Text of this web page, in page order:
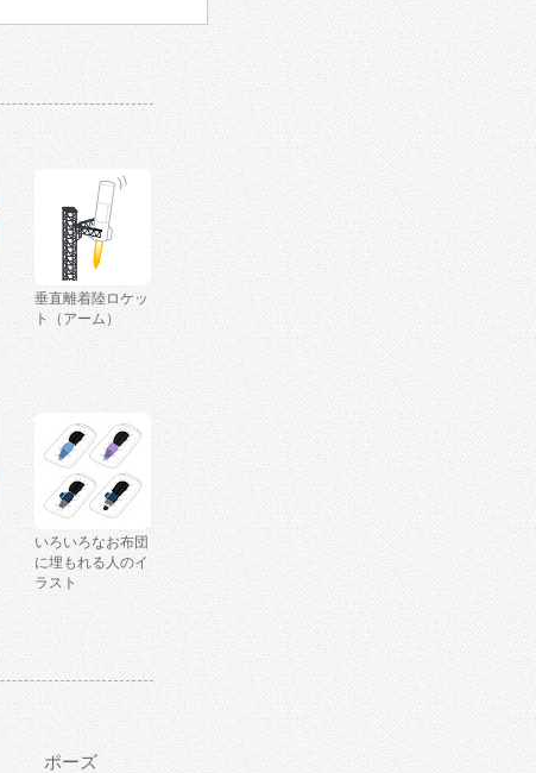
垂直離着陸ロケッ
ト（アーム）
いろいろなお布団
に埋もれる人のイ
ラスト
ポーズ